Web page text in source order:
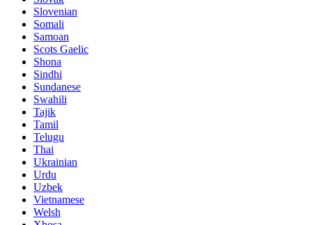
Slovenian
Somali
Samoan
Scots Gaelic
Shona
Sindhi
Sundanese
Swahili
Tajik
Tamil
Telugu
Thai
Ukrainian
Urdu
Uzbek
Vietnamese
Welsh